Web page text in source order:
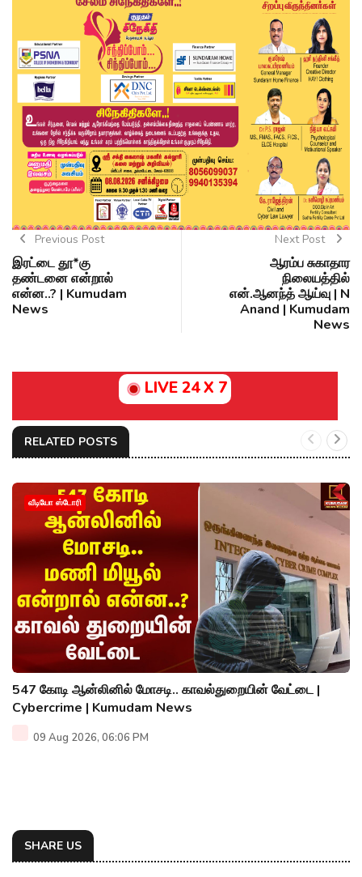
Previous Post
இரட்டை தூ*கு
தண்டனை என்றால்
என்ன..? | Kumudam
News
Next Post
ஆரம்ப சுகாதார
நிலையத்தில்
என்.ஆனந்த் ஆய்வு | N
Anand | Kumudam
News
LIVE 24 X 7
RELATED POSTS
வீடியோ ஸ்டோரி
547 கோடி ஆன்லினில் மோசடி.. காவல்துறையின் வேட்டை |
Cybercrime | Kumudam News
09 Aug 2026, 06:06 PM
SHARE US